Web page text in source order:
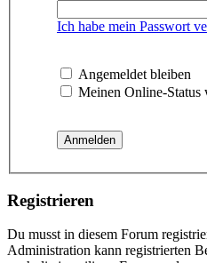
Ich habe mein Passwort
Angemeldet bleiben
Meinen Online-Status
Registrieren
Du musst in diesem Forum
Administration kann registrierten